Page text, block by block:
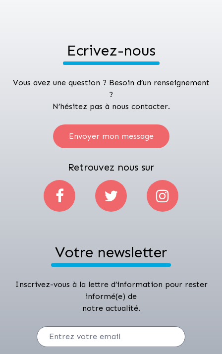
Ecrivez-nous
Vous avez une question ? Besoin d’un renseignement
?
N’hésitez pas à nous contacter.
Envoyer mon message
Retrouvez nous sur
Votre newsletter
Inscrivez-vous à la lettre d’information pour rester
informé(e) de
notre actualité.